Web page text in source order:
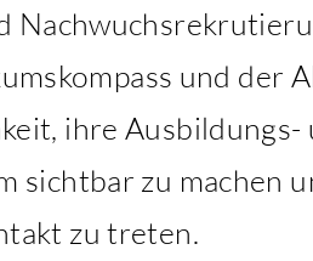
und der
ihre Ausbildungs-
sichtbar zu machen
zu treten.